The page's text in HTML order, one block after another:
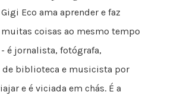
Gigi Eco ama aprender e faz
muitas coisas ao mesmo tempo
- é jornalista, fotógrafa,
de biblioteca e musicista por
e é viciada em chás. É a